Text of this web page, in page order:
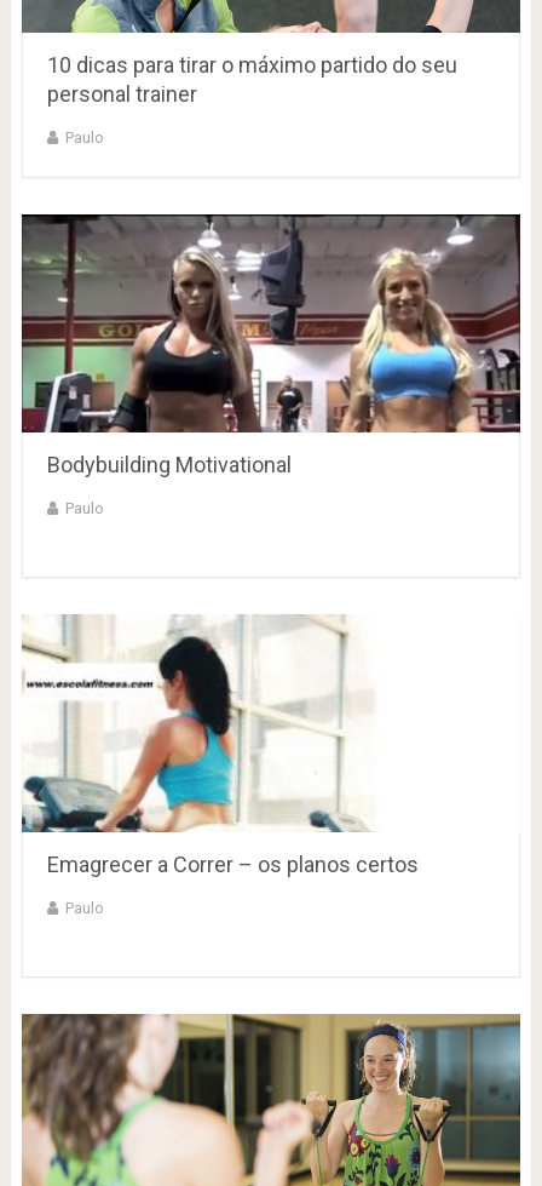
10 dicas para tirar o máximo partido do seu
personal trainer
Paulo
Bodybuilding Motivational
Paulo
Emagrecer a Correr – os planos certos
Paulo